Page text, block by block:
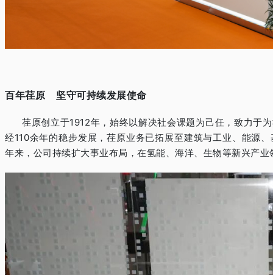
百年荏原 坚守可持续发展使命
荏原创立于1912年，始终以解决社会课题为己任，致力于
经110余年的稳步发展，荏原业务已拓展至建筑与工业、能源
年来，公司持续扩大事业布局，在氢能、海洋、生物等新兴产